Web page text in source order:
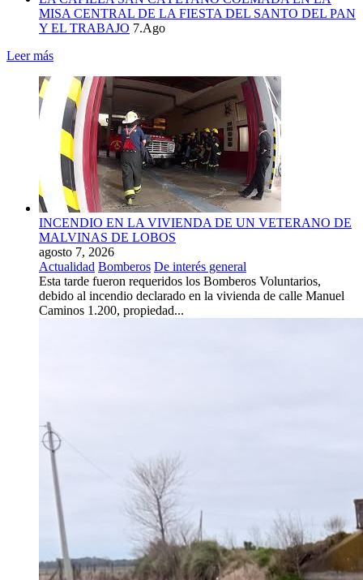
MISA CENTRAL DE LA FIESTA DEL SANTO DEL PAN
Y EL TRABAJO 7.Ago
Leer más
INCENDIO EN LA VIVIENDA DE UN VETERANO DE
MALVINAS DE LOBOS
agosto 7, 2026
Actualidad Bomberos De interés general
Esta tarde fueron requeridos los Bomberos Voluntarios,
debido al incendio declarado en la vivienda de calle Manuel
Caminos 1.200, propiedad...